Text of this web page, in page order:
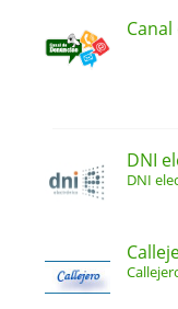
DNI
DNI